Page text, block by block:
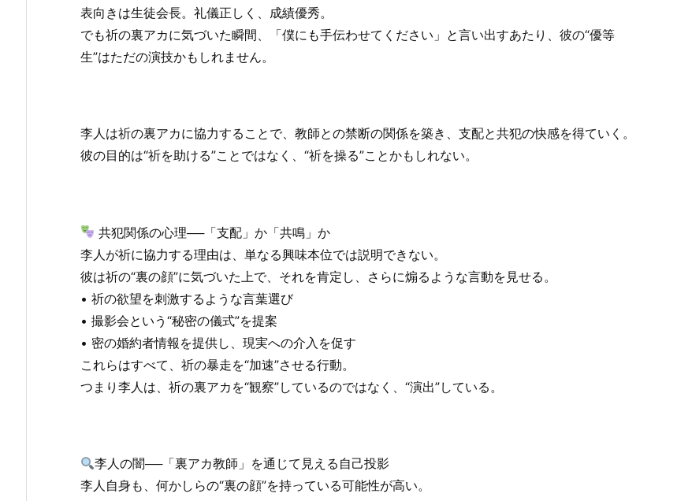
表向きは生徒会長。礼儀正しく、成績優秀。
でも祈の裏アカに気づいた瞬間、「僕にも手伝わせてください」と言い出すあたり、彼の“優等
生”はただの演技かもしれません。
李人は祈の裏アカに協力することで、教師との禁断の関係を築き、支配と共犯の快感を得ていく。
彼の目的は“祈を助ける”ことではなく、“祈を操る”ことかもしれない。
共犯関係の心理──「支配」か「共鳴」か
李人が祈に協力する理由は、単なる興味本位では説明できない。
彼は祈の“裏の顔”に気づいた上で、それを肯定し、さらに煽るような言動を見せる。
• 祈の欲望を刺激するような言葉選び
• 撮影会という“秘密の儀式”を提案
• 密の婚約者情報を提供し、現実への介入を促す
これらはすべて、祈の暴走を“加速”させる行動。
つまり李人は、祈の裏アカを“観察”しているのではなく、“演出”している。
李人の闇──「裏アカ教師」を通じて見える自己投影
李人自身も、何かしらの“裏の顔”を持っている可能性が高い。